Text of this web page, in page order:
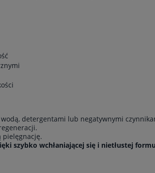
detergentami lub negatywnymi
pielęgnację.
szybko wchłaniającej się i nietłustej